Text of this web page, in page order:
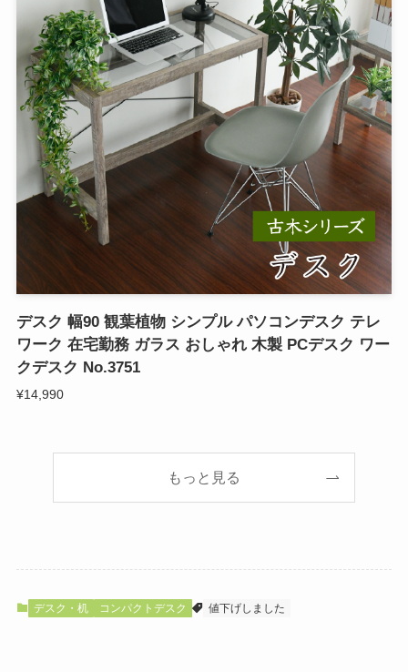
デスク 幅90 観葉植物 シンプル パソコンデスク テレ
ワーク 在宅勤務 ガラス おしゃれ 木製 PCデスク ワー
クデスク No.3751
¥14,990
もっと見る
デスク・机 コンパクトデスク 値下げしました